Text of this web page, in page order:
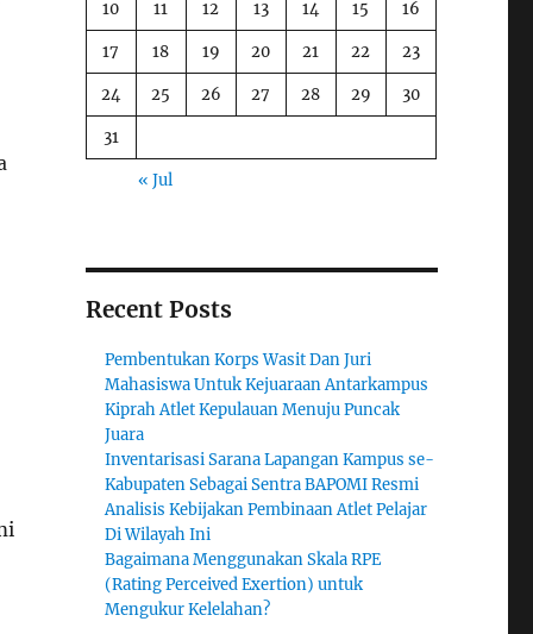
10 11 12 13 14 15 16
17 18 19 20 21 22 23
24 25 26 27 28 29 30
31
« Jul
Recent Posts
Pembentukan Korps Wasit Dan Juri
Mahasiswa Untuk Kejuaraan Antarkampus
Kiprah Atlet Kepulauan Menuju Puncak
Juara
Inventarisasi Sarana Lapangan Kampus se-
Kabupaten Sebagai Sentra BAPOMI Resmi
Analisis Kebijakan Pembinaan Atlet Pelajar
Di Wilayah Ini
Bagaimana Menggunakan Skala RPE
(Rating Perceived Exertion) untuk
Mengukur Kelelahan?